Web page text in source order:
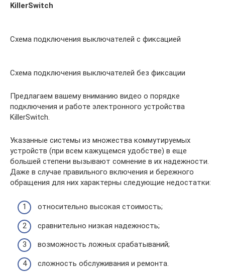
KillerSwitch
Схема подключения выключателей с фиксацией
Схема подключения выключателей без фиксации
Предлагаем вашему вниманию видео о порядке
подключения и работе электронного устройства
KillerSwitch.
Указанные системы из множества коммутируемых
устройств (при всем кажущемся удобстве) в еще
большей степени вызывают сомнение в их надежности.
Даже в случае правильного включения и бережного
обращения для них характерны следующие недостатки:
относительно высокая стоимость;
сравнительно низкая надежность;
возможность ложных срабатываний;
сложность обслуживания и ремонта.